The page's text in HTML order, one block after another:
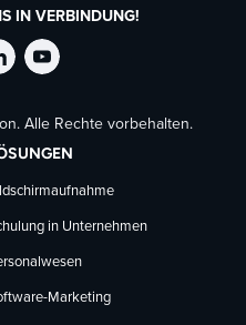
IN VERBINDUNG!
TechSmith
auf
YouTube
folgen
Alle Rechte vorbehalten.
in Unternehmen
Marketing